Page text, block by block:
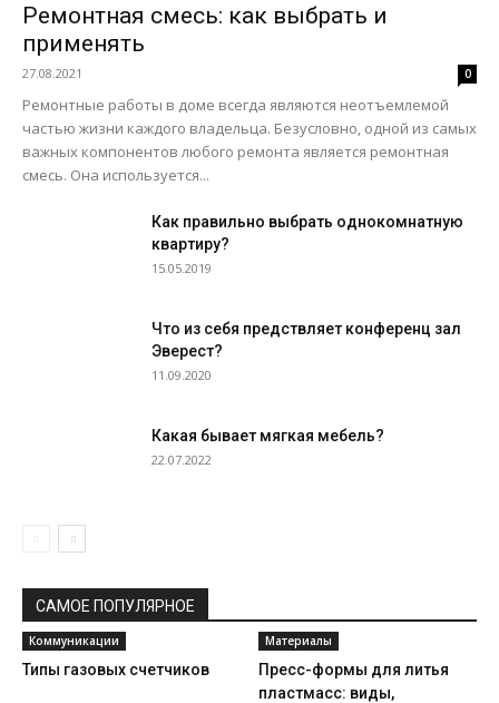
Ремонтная смесь: как выбрать и
применять
27.08.2021 0
Ремонтные работы в доме всегда являются неотъемлемой
частью жизни каждого владельца. Безусловно, одной из самых
важных компонентов любого ремонта является ремонтная
смесь. Она используется...
Как правильно выбрать однокомнатную
квартиру?
15.05.2019
Что из себя предствляет конференц зал
Эверест?
11.09.2020
Какая бывает мягкая мебель?
22.07.2022
САМОЕ ПОПУЛЯРНОЕ
Коммуникации
Типы газовых счетчиков
Материалы
Пресс-формы для литья
пластмасс: виды,